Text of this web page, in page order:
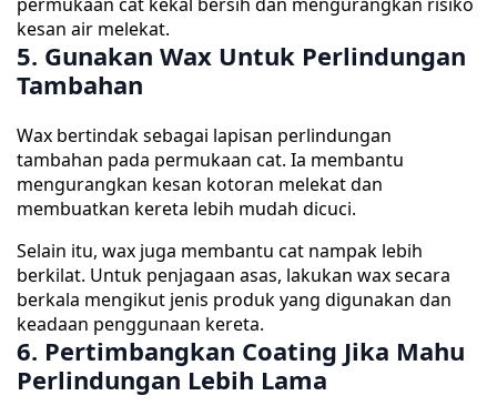
kesan air melekat.
5. Gunakan Wax Untuk Perlindungan
Tambahan
Wax bertindak sebagai lapisan perlindungan
tambahan pada permukaan cat. Ia membantu
mengurangkan kesan kotoran melekat dan
membuatkan kereta lebih mudah dicuci.
Selain itu, wax juga membantu cat nampak lebih
berkilat. Untuk penjagaan asas, lakukan wax secara
berkala mengikut jenis produk yang digunakan dan
keadaan penggunaan kereta.
6. Pertimbangkan Coating Jika Mahu
Perlindungan Lebih Lama